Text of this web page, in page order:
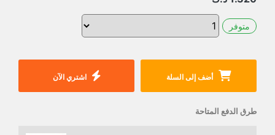
متوفر
أضف إلى السلة اشتري الآن
طرق الدفع المتاحة